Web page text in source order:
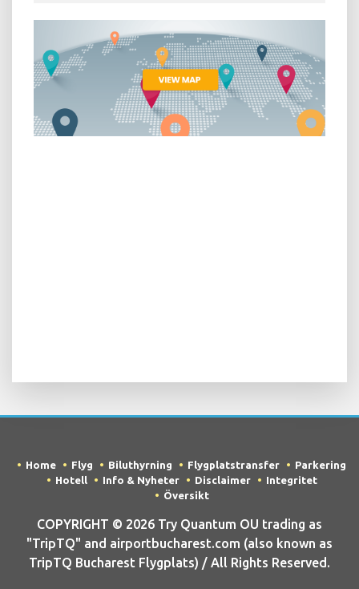
Home Flyg Biluthyrning Flygplatstransfer
Parkering
Hotell
Info & Nyheter Disclaimer
Integritet
Översikt
COPYRIGHT © 2026 Try Quantum OU trading as
"TripTQ" and airportbucharest.com (also known as
TripTQ Bucharest Flygplats) / All Rights Reserved.